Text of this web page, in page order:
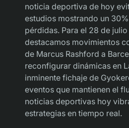
noticia deportiva de hoy
estudios mostrando un
pérdidas. Para el 28 de
destacamos movimientos
de Marcus Rashford a
reconfigurar dinámicas en
inminente fichaje de
eventos que mantienen el
noticias deportivas hoy
estrategias en tiempo real.